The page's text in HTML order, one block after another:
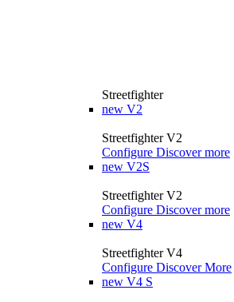
Streetfighter
new V2
Streetfighter V2
Configure Discover more
new V2S
Streetfighter V2
Configure Discover more
new V4
Streetfighter V4
Configure Discover More
new V4 S